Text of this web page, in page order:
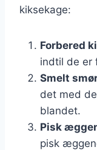
kiksekage:
Forbered
indtil de er
Smelt
det med
blandet.
Pisk
pisk